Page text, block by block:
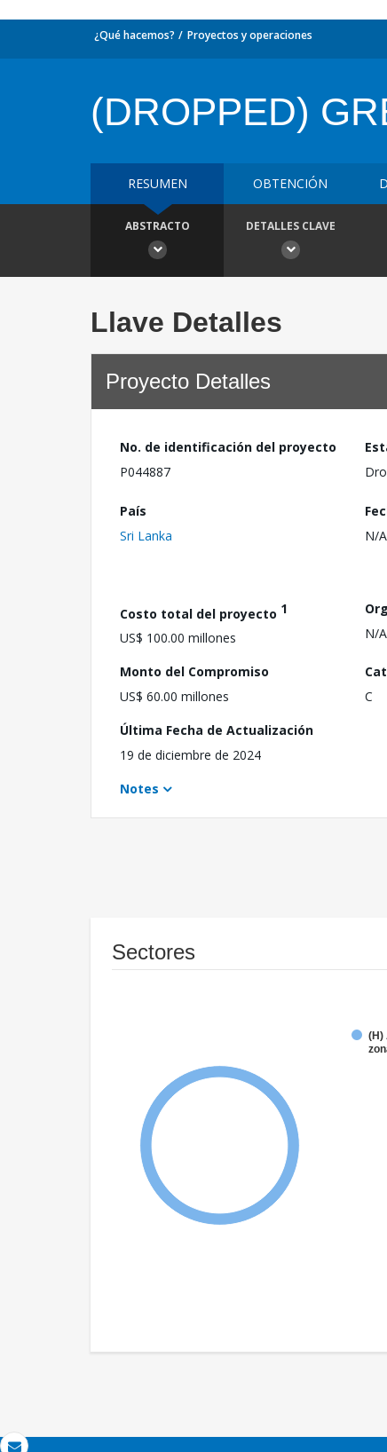
¿Qué hacemos? Proyectos y operaciones
(DROPPED)
RESUMEN OBTENCIÓN
ABSTRACTO DETALLES CLAVE
Llave Detalles
Proyecto Detalles
No. de identificación del proyecto
P044887
País
Sri Lanka
N/A
Costo total del proyecto 1
US$ 100.00 millones
N/A
Monto del Compromiso
US$ 60.00 millones
C
Última Fecha de Actualización
19 de diciembre de 2024
Notes
Sectores
(H)